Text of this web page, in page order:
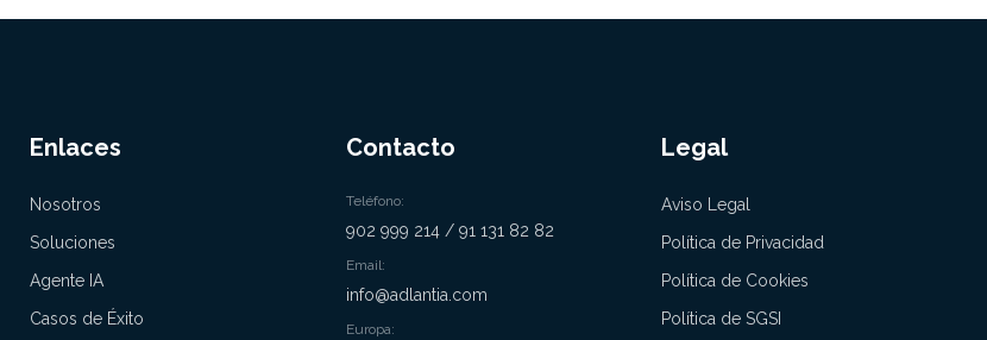
Enlaces
Nosotros
Soluciones
Agente IA
Casos de Éxito
Contacto
Teléfono:
902 999 214 / 91 131 82 82
Email:
info@adlantia.com
Europa:
Legal
Aviso Legal
Política de Privacidad
Política de Cookies
Política de SGSI